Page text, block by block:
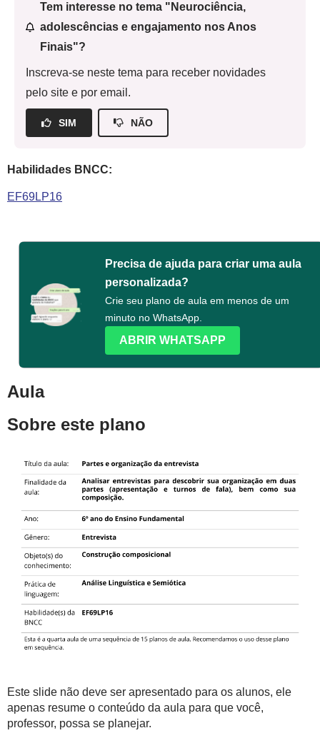
Tem interesse no tema "Neurociência,
adolescências e engajamento nos Anos
Finais"?
Inscreva-se neste tema para receber novidades
pelo site e por email.
SIM NÃO
Habilidades BNCC:
EF69LP16
Precisa de ajuda para criar uma aula
personalizada?
Crie seu plano de aula em menos de um
minuto no WhatsApp.
ABRIR WHATSAPP
Aula
Sobre este plano
Este slide não deve ser apresentado para os alunos, ele
apenas resume o conteúdo da aula para que você,
professor, possa se planejar.